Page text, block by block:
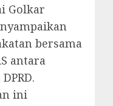
Golkar
bersama
antara
ini